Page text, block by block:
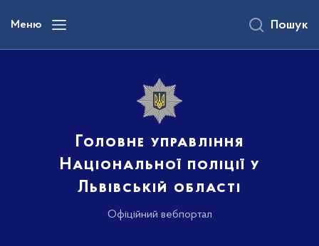
вмісту
Меню
Головне управління
Національної поліції у
Львівській області
Офіційний вебпортал
Пошук